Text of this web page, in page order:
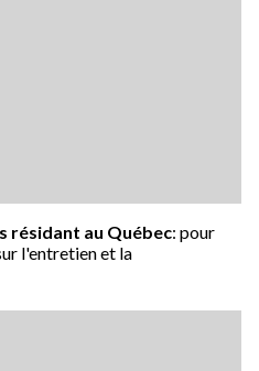
résidant au Québec: pour
l'entretien et la